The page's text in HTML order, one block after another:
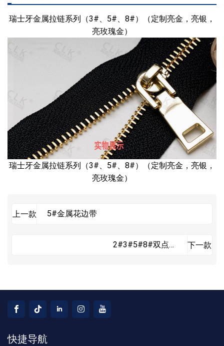
瑞士牙金属拉链系列（3#、5#、8#）（定制亮金，亮银，
亮玫瑰金）
瑞士牙金属拉链系列（3#、5#、8#）（定制亮金，亮银，
亮玫瑰金）
上一款 5#金属花边带
2#3#5#8#双点牙
下一款
快捷导航